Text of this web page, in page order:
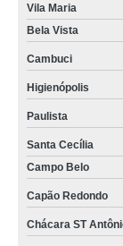
cursos manutenção
curso para
qual o valor de
cursos para
qual o valor de
curso técnico
cursos completos
comprar curso
Vila Maria
Bela Vista
Cambuci
Higienópolis
Paulista
Santa Cecília
Campo Belo
Capão Redondo
Chácara ST